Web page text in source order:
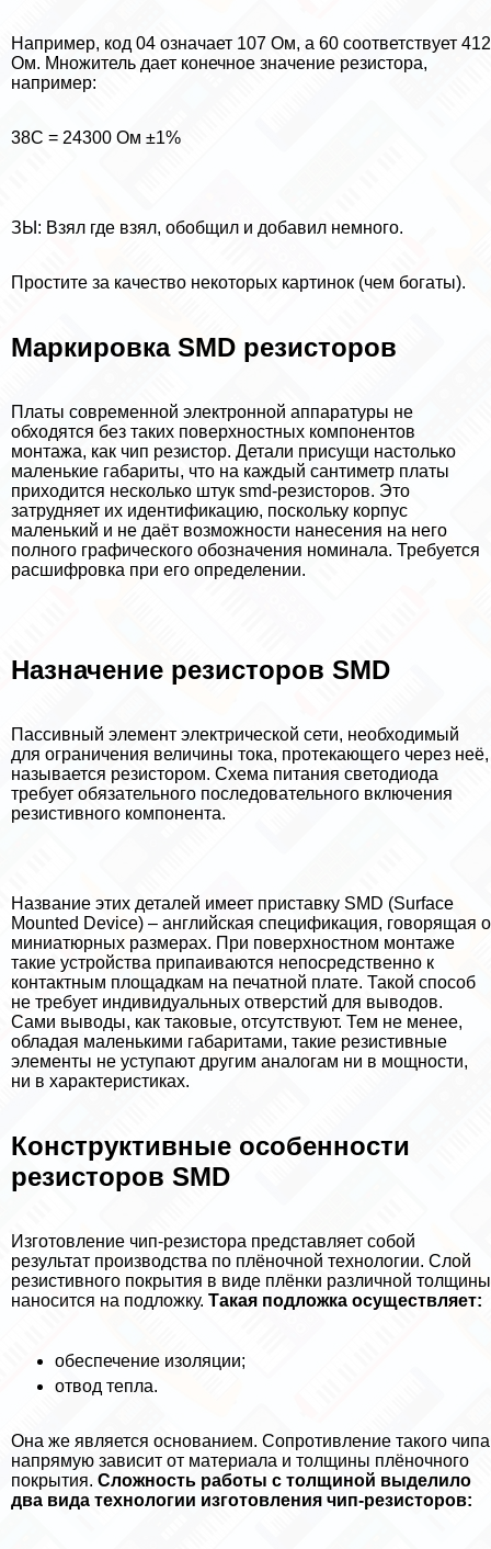
Например, код 04 означает 107 Ом, а 60 соответствует 412
Ом. Множитель дает конечное значение резистора,
например:
38С = 24300 Ом ±1%
ЗЫ: Взял где взял, обобщил и добавил немного.
Простите за качество некоторых картинок (чем богаты).
Маркировка SMD резисторов
Платы современной электронной аппаратуры не
обходятся без таких поверхностных компонентов
монтажа, как чип резистор. Детали присущи настолько
маленькие габариты, что на каждый сантиметр платы
приходится несколько штук smd-резисторов. Это
затрудняет их идентификацию, поскольку корпус
маленький и не даёт возможности нанесения на него
полного графического обозначения номинала. Требуется
расшифровка при его определении.
Назначение резисторов SMD
Пассивный элемент электрической сети, необходимый
для ограничения величины тока, протекающего через неё,
называется резистором. Схема питания светодиода
требует обязательного последовательного включения
резистивного компонента.
Название этих деталей имеет приставку SMD (Surface
Mounted Device) – английская спецификация, говорящая о
миниатюрных размерах. При поверхностном монтаже
такие устройства припаиваются непосредственно к
контактным площадкам на печатной плате. Такой способ
не требует индивидуальных отверстий для выводов.
Сами выводы, как таковые, отсутствуют. Тем не менее,
обладая маленькими габаритами, такие резистивные
элементы не уступают другим аналогам ни в мощности,
ни в хаpaктеристиках.
Конструктивные особенности
резисторов SMD
Изготовление чип-резистора представляет собой
результат производства по плёночной технологии. Слой
резистивного покрытия в виде плёнки различной толщины
наносится на подложку. Такая подложка осуществляет:
обеспечение изоляции;
отвод тепла.
Она же является основанием. Сопротивление такого чипа
напрямую зависит от материала и толщины плёночного
покрытия. Сложность работы с толщиной выделило
два вида технологии изготовления чип-резисторов: